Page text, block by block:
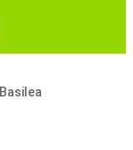
Basilea